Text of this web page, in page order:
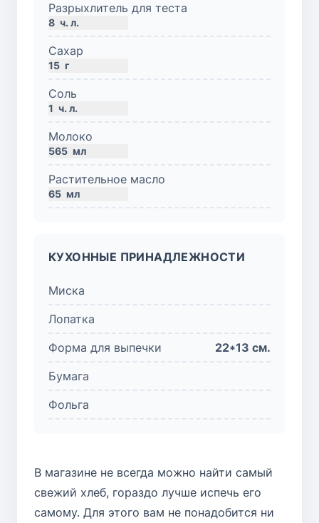
Разрыхлитель для теста
8 ч. л.
Сахар
15 г
Соль
1 ч. л.
Молоко
565 мл
Растительное масло
65 мл
КУХОННЫЕ ПРИНАДЛЕЖНОСТИ
Миска
Лопатка
Форма для выпечки
22*13 см.
Бумага
Фольга
В магазине не всегда можно найти самый
свежий хлеб, гораздо лучше испечь его
самому. Для этого вам не понадобится ни